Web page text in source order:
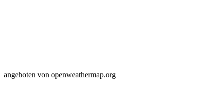
angeboten von openweathermap.org